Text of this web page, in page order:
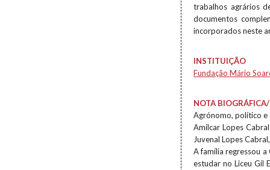
trabalhos agrários
documentos
incorporados neste
INSTITUIÇÃO
Fundação Mário
NOTA
Agrónomo, político
Amílcar Lopes
Juvenal Lopes
A família regressou
estudar no Liceu Gil